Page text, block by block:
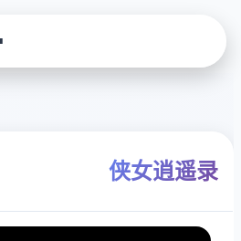
侠女逍遥录